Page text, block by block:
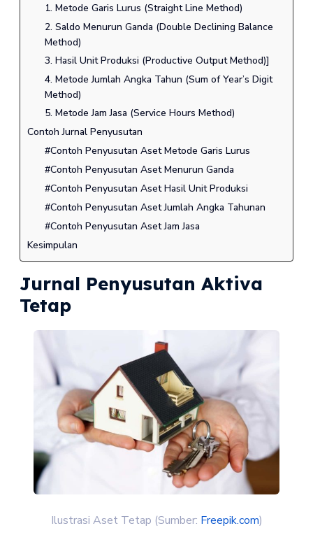
1. Metode Garis Lurus (Straight Line Method)
2. Saldo Menurun Ganda (Double Declining Balance
Method)
3. Hasil Unit Produksi (Productive Output Method)]
4. Metode Jumlah Angka Tahun (Sum of Year’s Digit
Method)
5. Metode Jam Jasa (Service Hours Method)
Contoh Jurnal Penyusutan
#Contoh Penyusutan Aset Metode Garis Lurus
#Contoh Penyusutan Aset Menurun Ganda
#Contoh Penyusutan Aset Hasil Unit Produksi
#Contoh Penyusutan Aset Jumlah Angka Tahunan
#Contoh Penyusutan Aset Jam Jasa
Kesimpulan
Jurnal Penyusutan Aktiva
Tetap
Ilustrasi Aset Tetap (Sumber: Freepik.com)